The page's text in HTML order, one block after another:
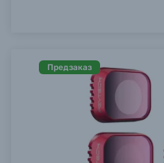
Предзаказ